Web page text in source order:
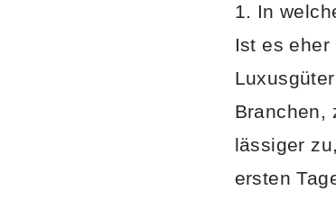
1. In
Ist es
Branchen,
lässiger
ersten